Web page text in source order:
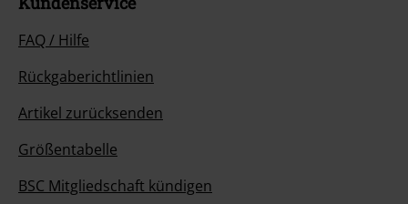
FAQ / Hilfe
Rückgaberichtlinien
Artikel zurücksenden
Größentabelle
BSC Mitgliedschaft kündigen